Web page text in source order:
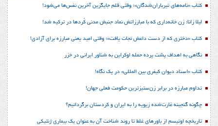
کتاب «نامه‌های تیرباران‌شدگان»؛ وقتی قلم جایگزین آخرین نفس‌ها می‌شود!
لیلا زانا؛ زن خانه‌داری که با مبارزاتش نماد جنبش مدنی کُردها در ترکیه شد!
کتاب «دختری که از دست داعش نجات یافت»؛ وقتی امید یعنی مبارزه برای آزادی!
نگاهی به اهداف پشت پرده حمله اوکراین به شناور ایرانی در خزر
کتاب «اسناد دیوان کیفری بین المللی» در یک نگاه!
تداوم مبارزه در برابر زن‌ستیزترین حکومت فعلی جهان!
چگونه گنجینه غارت‌شده زیویه را به ایران و کردستان برگردانیم؟
تاریخچه اوتیسم از باورهای غلط تا روند شناخت آن به عنوان یک بیماری ژنتیکی